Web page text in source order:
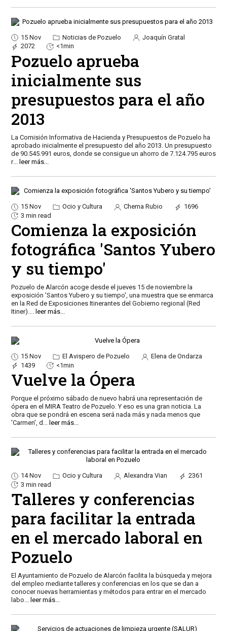
15 Nov Noticias de Pozuelo
Joaquín Gratal
2072
<1min
Pozuelo aprueba
inicialmente sus
presupuestos para el año
2013
La Comisión Informativa de Hacienda y Presupuestos de Pozuelo ha
aprobado inicialmente el presupuesto del año 2013. Un presupuesto
de 90.545.991 euros, donde se consigue un ahorro de 7.124.795 euros
r... leer más...
15 Nov Ocio y Cultura Chema Rubio
1696
3 min read
Comienza la exposición
fotográfica 'Santos Yubero
y su tiempo'
Pozuelo de Alarcón acoge desde el jueves 15 de noviembre la
exposición 'Santos Yubero y su tiempo', una muestra que se enmarca
en la Red de Exposiciones Itinerantes del Gobierno regional (Red
Itiner).... leer más...
15 Nov El Avispero de Pozuelo
Elena de Ondarza
1439
<1min
Vuelve la Ópera
Porque el próximo sábado de nuevo habrá una representación de
ópera en el MIRA Teatro de Pozuelo. Y eso es una gran noticia. La
obra que se pondrá en escena será nada más y nada menos que
'Carmen', d ... leer más...
14 Nov Ocio y Cultura Alexandra Vian
2361
3 min read
Talleres y conferencias
para facilitar la entrada
en el mercado laboral en
Pozuelo
El Ayuntamiento de Pozuelo de Alarcón facilita la búsqueda y mejora
del empleo mediante talleres y conferencias en los que se dan a
conocer nuevas herramientas y métodos para entrar en el mercado
labo... leer más...